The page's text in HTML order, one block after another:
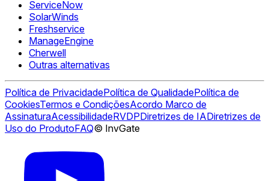
ServiceNow
SolarWinds
Freshservice
ManageEngine
Cherwell
Outras alternativas
Política de PrivacidadePolítica de QualidadePolítica de
CookiesTermos e CondiçõesAcordo Marco de
AssinaturaAcessibilidadeRVDPDiretrizes de IADiretrizes de
Uso do ProdutoFAQ© InvGate